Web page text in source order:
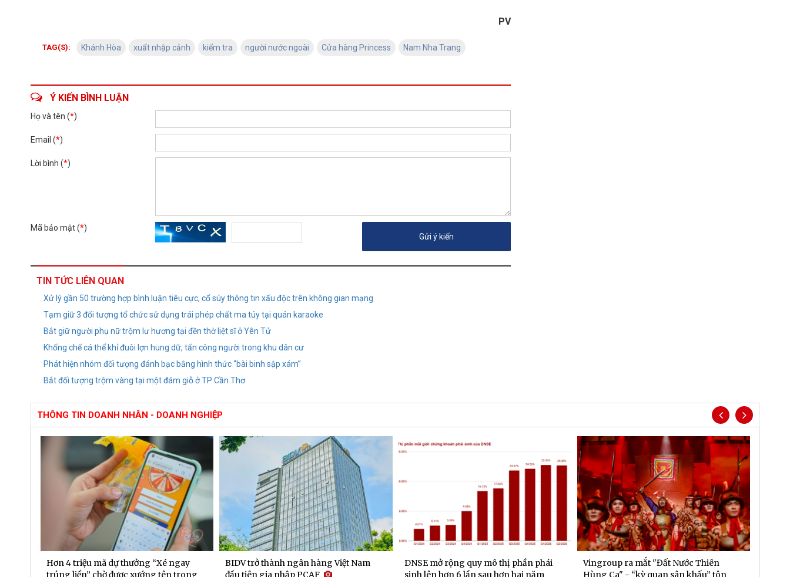
PV
TAG(S): Khánh Hòa xuất nhập cảnh kiểm tra người nước ngoài Cửa hàng Princess Nam Nha Trang
Ý KIẾN BÌNH LUẬN
Họ và tên (*)
Email (*)
Lời bình (*)
Mã bảo mật (*)
TIN TỨC LIÊN QUAN
Xử lý gần 50 trường hợp bình luận tiêu cực, cổ súy thông tin xấu độc trên không gian mạng
Tạm giữ 3 đối tượng tổ chức sử dụng trái phép chất ma túy tại quán karaoke
Bắt giữ người phụ nữ trộm lư hương tại đền thờ liệt sĩ ở Yên Tử
Khống chế cá thể khỉ đuôi lợn hung dữ, tấn công người trong khu dân cư
Phát hiện nhóm đối tượng đánh bạc bằng hình thức “bài binh sập xám”
Bắt đối tượng trộm vàng tại một đám giỗ ở TP Cần Thơ
THÔNG TIN DOANH NHÂN - DOANH NGHIỆP
Hơn 4 triệu mã dự thưởng “Xé ngay
trúng liền” chờ được xướng tên trong
BIDV trở thành ngân hàng Việt Nam
đầu tiên gia nhập PCAF
DNSE mở rộng quy mô thị phần phái
sinh lên hơn 6 lần sau hơn hai năm
Vingroup ra mắt "Đất Nước Thiên
Hùng Ca" - “kỳ quan sân khấu” tôn